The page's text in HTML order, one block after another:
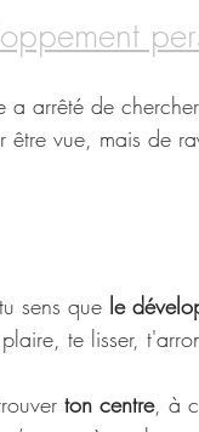
a arrêté de
être vue, mais de
sens que le
te lisser,
ton centre, à